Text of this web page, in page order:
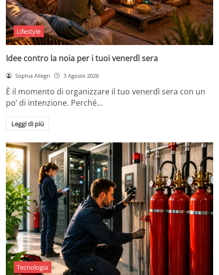
Lifestyle
Idee contro la noia per i tuoi venerdì sera
Sophia Allegri 3 Agosto 2026
È il momento di organizzare il tuo venerdì sera con un
po’ di intenzione. Perché…
Leggi di più
Tecnologia